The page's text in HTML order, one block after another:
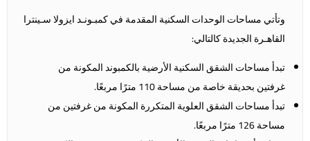
وتأتي مساحات الوحدات السكنية المقدمة في كمبـونـد ايزولا سـينترا
القاهـرة الجديدة كالتالي:
تبدأ مساحات الشقق السكنية الأرضية بالكمبوند المكونة من
غرفتين بحديقة خاصة من مساحة 110 مترًا مربعًا.
تبدأ مساحات الشقق العلوية المتكررة المكونة من غرفتين من
مساحة 126 مترًا مربعًا.